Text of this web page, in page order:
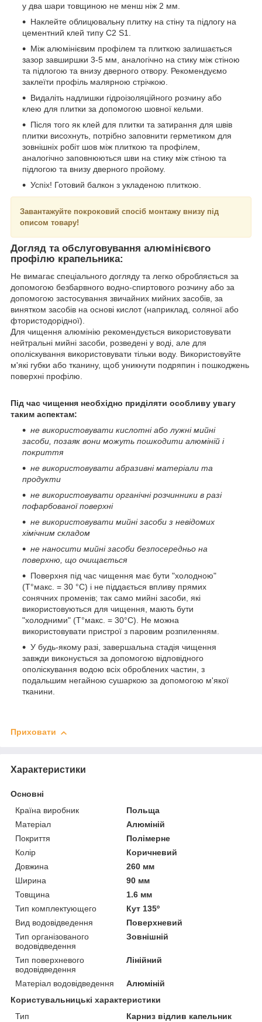
у два шари товщиною не менш ніж 2 мм.
Наклейте облицювальну плитку на стіну та підлогу на
цементний клей типу C2 S1.
Між алюмінієвим профілем та плиткою залишається
зазор завширшки 3-5 мм, аналогічно на стику між стіною
та підлогою та внизу дверного отвору. Рекомендуємо
заклеїти профіль малярною стрічкою.
Видаліть надлишки гідроізоляційного розчину або
клею для плитки за допомогою шовної кельми.
Після того як клей для плитки та затирання для швів
плитки висохнуть, потрібно заповнити герметиком для
зовнішніх робіт шов між плиткою та профілем,
аналогічно заповнюються шви на стику між стіною та
підлогою та внизу дверного пройому.
Успіх! Готовий балкон з укладеною плиткою.
Завантажуйте покроковий спосіб монтажу внизу під
описом товару!
Догляд та обслуговування алюмінієвого
профілю крапельника:
Не вимагає спеціального догляду та легко обробляється за
допомогою безбарвного водно-спиртового розчину або за
допомогою застосування звичайних мийних засобів, за
винятком засобів на основі кислот (наприклад, соляної або
фтористодорідної).
Для чищення алюмінію рекомендується використовувати
нейтральні мийні засоби, розведені у воді, але для
ополіскування використовувати тільки воду. Використовуйте
м'які губки або тканину, щоб уникнути подряпин і пошкоджень
поверхні профілю.
Під час чищення необхідно приділяти особливу увагу
таким аспектам:
не використовувати кислотні або лужні мийні
засоби, позаяк вони можуть пошкодити алюміній і
покриття
не використовувати абразивні матеріали та
продукти
не використовувати органічні розчинники в разі
пофарбованої поверхні
не використовувати мийні засоби з невідомих
хімічним складом
не наносити мийні засоби безпосередньо на
поверхню, що очищається
Поверхня під час чищення має бути "холодною"
(T°макс. = 30 °C) і не піддається впливу прямих
сонячних променів; так само мийні засоби, які
використовуються для чищення, мають бути
"холодними" (T°макс. = 30°C). Не можна
використовувати пристрої з паровим розпиленням.
У будь-якому разі, завершальна стадія чищення
завжди виконується за допомогою відповідного
ополіскування водою всіх оброблених частин, з
подальшим негайною сушаркою за допомогою м'якої
тканини.
Приховати
Характеристики
Основні
Країна виробник
Польща
Матеріал
Алюміній
Покриття
Полімерне
Колір
Коричневий
Довжина
260 мм
Ширина
90 мм
Товщина
1.6 мм
Тип комплектующего
Кут 135º
Вид водовідведення
Поверхневий
Тип організованого
водовідведення
Зовнішній
Тип поверхневого
водовідведення
Лінійний
Матеріал водовідведення
Алюміній
Користувальницькі характеристики
Тип
Карниз відлив капельник